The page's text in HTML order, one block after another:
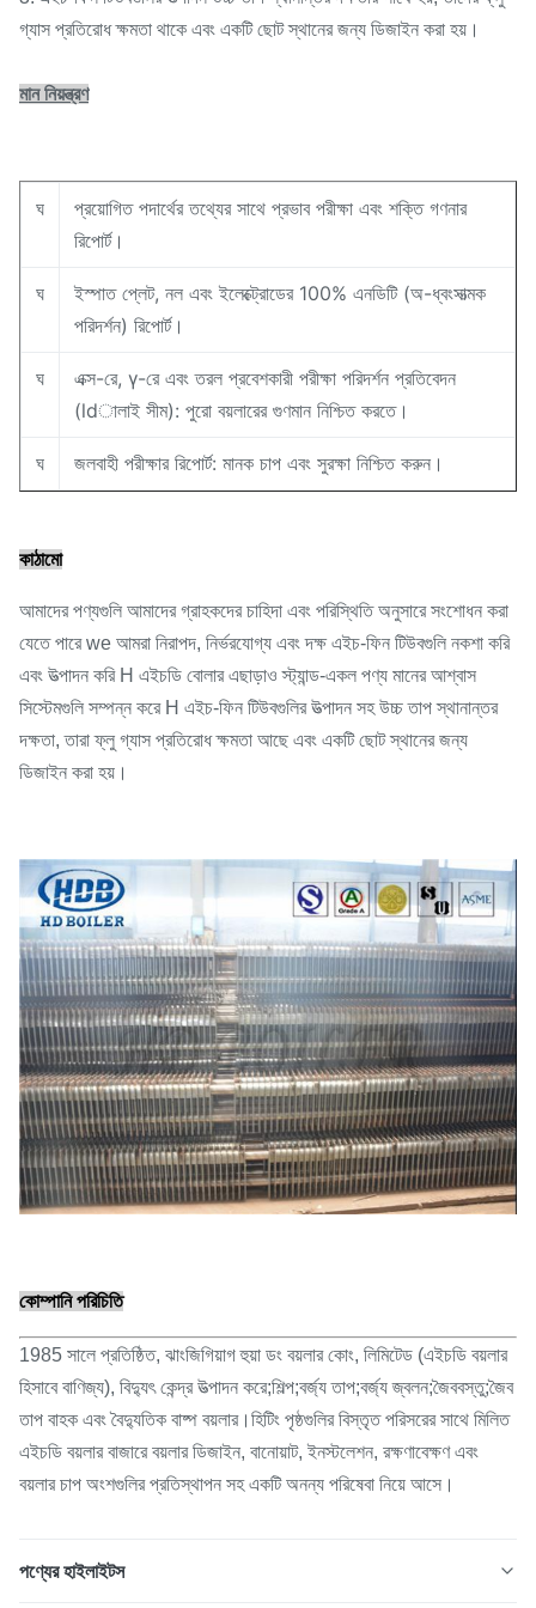
গ্যাস প্রতিরোধ ক্ষমতা থাকে এবং একটি ছোট স্থানের জন্য ডিজাইন করা হয়।
মান নিয়ন্ত্রণ
ঘ
প্রয়োগিত পদার্থের তথ্যের সাথে প্রভাব পরীক্ষা এবং শক্তি গণনার
রিপোর্ট।
ঘ
ইস্পাত প্লেট, নল এবং ইলেক্ট্রোডের 100% এনডিটি (অ-ধ্বংসাত্মক
পরিদর্শন) রিপোর্ট।
ঘ
এক্স-রে, γ-রে এবং তরল প্রবেশকারী পরীক্ষা পরিদর্শন প্রতিবেদন
(ldালাই সীম): পুরো বয়লারের গুণমান নিশ্চিত করতে।
ঘ জলবাহী পরীক্ষার রিপোর্ট: মানক চাপ এবং সুরক্ষা নিশ্চিত করুন।
কাঠামো
আমাদের পণ্যগুলি আমাদের গ্রাহকদের চাহিদা এবং পরিস্থিতি অনুসারে সংশোধন করা
যেতে পারে we আমরা নিরাপদ, নির্ভরযোগ্য এবং দক্ষ এইচ-ফিন টিউবগুলি নকশা করি
এবং উত্পাদন করি H এইচডি বোলার এছাড়াও স্ট্যান্ড-একল পণ্য মানের আশ্বাস
সিস্টেমগুলি সম্পন্ন করে H এইচ-ফিন টিউবগুলির উত্পাদন সহ উচ্চ তাপ স্থানান্তর
দক্ষতা, তারা ফ্লু গ্যাস প্রতিরোধ ক্ষমতা আছে এবং একটি ছোট স্থানের জন্য
ডিজাইন করা হয়।
কোম্পানি পরিচিতি
1985 সালে প্রতিষ্ঠিত, ঝাংজিগিয়াগ হুয়া ডং বয়লার কোং, লিমিটেড (এইচডি বয়লার
হিসাবে বাণিজ্য), বিদ্যুৎ কেন্দ্র উত্পাদন করে;শিল্প;বর্জ্য তাপ;বর্জ্য জ্বলন;জৈববস্তু;জৈব
তাপ বাহক এবং বৈদ্যুতিক বাষ্প বয়লার।হিটিং পৃষ্ঠগুলির বিস্তৃত পরিসরের সাথে মিলিত
এইচডি বয়লার বাজারে বয়লার ডিজাইন, বানোয়াট, ইনস্টলেশন, রক্ষণাবেক্ষণ এবং
বয়লার চাপ অংশগুলির প্রতিস্থাপন সহ একটি অনন্য পরিষেবা নিয়ে আসে।
পণ্যের হাইলাইটস